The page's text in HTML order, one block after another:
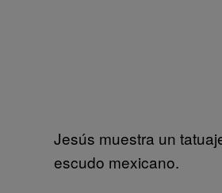
Jesús muestra un
escudo mexicano.